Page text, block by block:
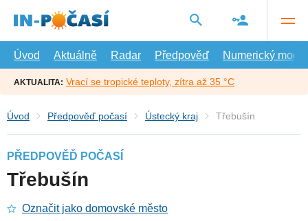
hlavní
Úvod
Aktuálně Radar Předpověď Numerický model
AKTUALITA: Vrací se tropické teploty, zítra až 35 °C
Úvod Předpověď počasí Ústecký kraj Třebušín
PŘEDPOVĚĎ POČASÍ
Třebušín
Označit jako domovské město